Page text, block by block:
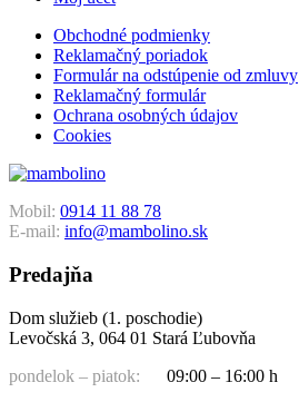
Obchodné podmienky
Reklamačný poriadok
Formulár na odstúpenie od zmluvy
Reklamačný formulár
Ochrana osobných údajov
Cookies
Mobil: 0914 11 88 78
E-mail: info@mambolino.sk
Predajňa
Dom služieb (1. poschodie)
Levočská 3, 064 01 Stará Ľubovňa
pondelok – piatok:
09:00 – 16:00 h